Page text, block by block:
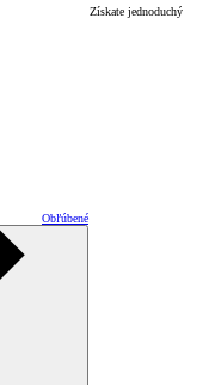
Získate jednoduchý
Obľúbené